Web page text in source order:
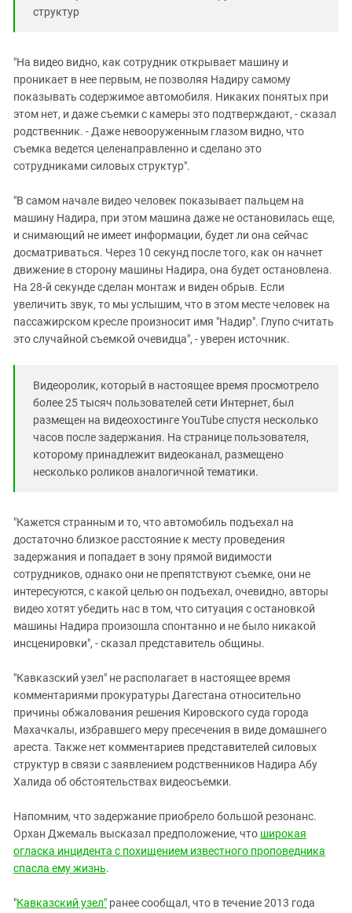
структур
"На видео видно, как сотрудник открывает машину и
проникает в нее первым, не позволяя Надиру самому
показывать содержимое автомобиля. Никаких понятых при
этом нет, и даже съемки с камеры это подтверждают, - сказал
родственник. - Даже невооруженным глазом видно, что
съемка ведется целенаправленно и сделано это
сотрудниками силовых структур".
"В самом начале видео человек показывает пальцем на
машину Надира, при этом машина даже не остановилась еще,
и снимающий не имеет информации, будет ли она сейчас
досматриваться. Через 10 секунд после того, как он начнет
движение в сторону машины Надира, она будет остановлена.
На 28-й секунде сделан монтаж и виден обрыв. Если
увеличить звук, то мы услышим, что в этом месте человек на
пассажирском кресле произносит имя "Надир". Глупо считать
это случайной съемкой очевидца", - уверен источник.
Видеоролик, который в настоящее время просмотрело
более 25 тысяч пользователей сети Интернет, был
размещен на видеохостинге YouTube спустя несколько
часов после задержания. На странице пользователя,
которому принадлежит видеоканал, размещено
несколько роликов аналогичной тематики.
"Кажется странным и то, что автомобиль подъехал на
достаточно близкое расстояние к месту проведения
задержания и попадает в зону прямой видимости
сотрудников, однако они не препятствуют съемке, они не
интересуются, с какой целью он подъехал, очевидно, авторы
видео хотят убедить нас в том, что ситуация с остановкой
машины Надира произошла спонтанно и не было никакой
инсценировки", - сказал представитель общины.
"Кавказский узел" не располагает в настоящее время
комментариями прокуратуры Дагестана относительно
причины обжалования решения Кировского суда города
Махачкалы, избравшего меру пресечения в виде домашнего
ареста. Также нет комментариев представителей силовых
структур в связи с заявлением родственников Надира Абу
Халида об обстоятельствах видеосъемки.
Напомним, что задержание приобрело большой резонанс.
Орхан Джемаль высказал предположение, что широкая
огласка инцидента с похищением известного проповедника
спасла ему жизнь.
"Кавказский узел" ранее сообщал, что в течение 2013 года